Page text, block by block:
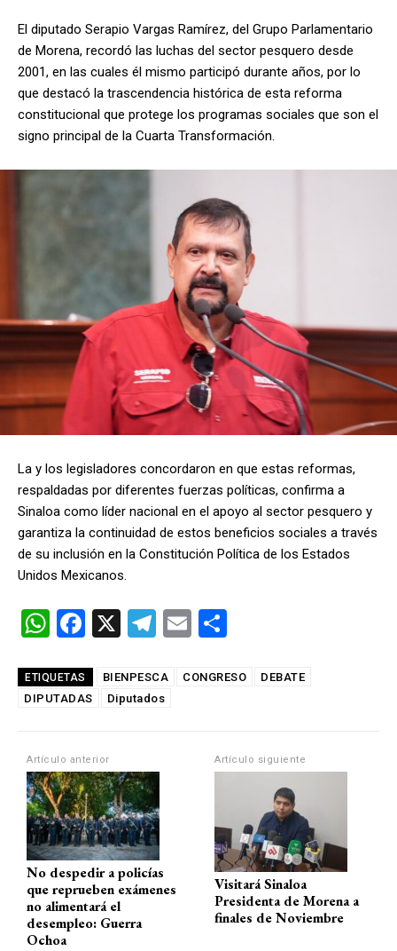
El diputado Serapio Vargas Ramírez, del Grupo Parlamentario
de Morena, recordó las luchas del sector pesquero desde
2001, en las cuales él mismo participó durante años, por lo
que destacó la trascendencia histórica de esta reforma
constitucional que protege los programas sociales que son el
signo principal de la Cuarta Transformación.
La y los legisladores concordaron en que estas reformas,
respaldadas por diferentes fuerzas políticas, confirma a
Sinaloa como líder nacional en el apoyo al sector pesquero y
garantiza la continuidad de estos beneficios sociales a través
de su inclusión en la Constitución Política de los Estados
Unidos Mexicanos.
W
at
s
p
p
F
ce
b
o
k
X
T
e
gr
m
E
ail m
tir
ETIQUETAS BIENPESCA CONGRESO
DEBATE
DIPUTADAS
Diputados
Artículo anterior
No despedir a policías
que reprueben exámenes
no alimentará el
desempleo: Guerra
Ochoa
Artículo siguiente
Visitará Sinaloa
Presidenta de Morena a
finales de Noviembre